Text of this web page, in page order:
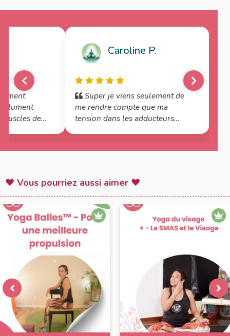
de
!!
Caroline P.
Super je viens seulement de
me rendre compte que ma
tension dans les adducteurs
a 6 ans et aux tensions de
♥ Vous pourriez aussi aimer ♥